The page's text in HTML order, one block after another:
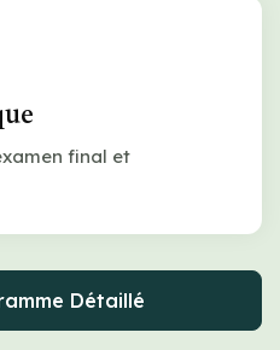
final et
Détaillé